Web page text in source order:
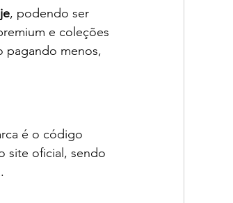
, podendo ser
e coleções
pagando menos,
é o código
site oficial, sendo